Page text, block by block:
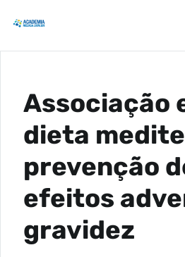
Associação
dieta
prevenção
efeitos
gravidez